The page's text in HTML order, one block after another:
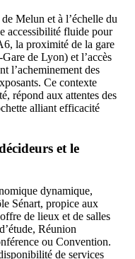
Melun et à l’échelle du
accessibilité fluide pour
la proximité de la gare
de Lyon) et l’accès
l’acheminement des
Ce contexte
répond aux attentes des
alliant efficacité
et le
dynamique,
Sénart, propice aux
de lieux et de salles
Réunion
ou Convention.
de services